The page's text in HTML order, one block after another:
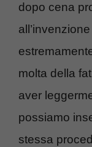
dopo cena
molta della
aver
possiamo
stessa